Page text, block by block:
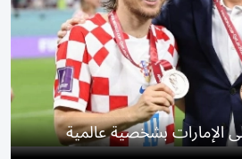
الإمارات بشخصية عالمية